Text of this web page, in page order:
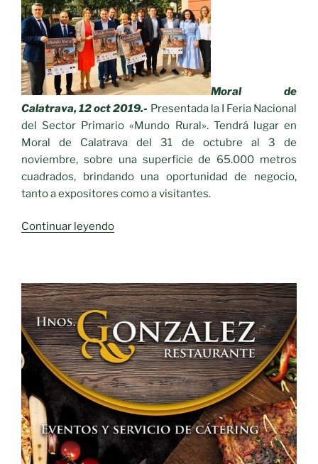
Moral de
Calatrava, 12 oct 2019.- Presentada la I Feria Nacional
del Sector Primario «Mundo Rural». Tendrá lugar en
Moral de Calatrava del 31 de octubre al 3 de
noviembre, sobre una superficie de 65.000 metros
cuadrados, brindando una oportunidad de negocio,
tanto a expositores como a visitantes.
Continuar leyendo«Presentada
Feria
Nacional
del
Sector
Primario
«Mundo
Rural»»